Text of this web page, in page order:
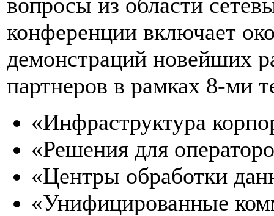
конференции включает
демонстраций новейших
партнеров в рамках 8-ми
«Инфраструктура
«Решения для
«Центры обработки
«Унифицированные